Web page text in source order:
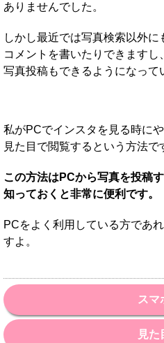
ありませんでした。
しかし最近では写真検索以外に
コメントを書いたりできます
写真投稿もできるようになって
私がPCでインスタを見る時に
見た目で閲覧するという方法で
この方法はPCから写真を投稿
知っておくと非常に便利です。
PCをよく利用している方であ
すよ。
スマ
見た